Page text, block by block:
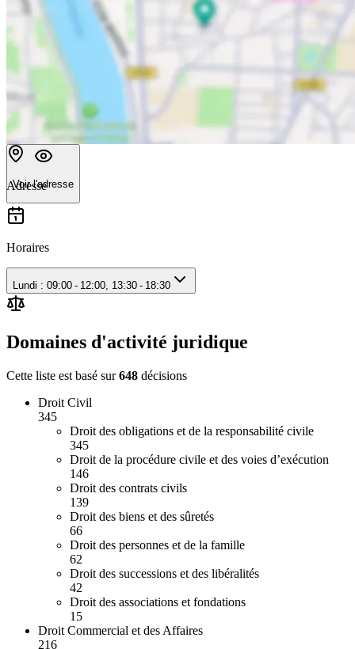
Voir l'adresse
Adresse
Horaires
Lundi : 09:00 - 12:00, 13:30 - 18:30
Domaines d'activité juridique
Cette liste est basé sur 648 décisions
Droit Civil
345
Droit des obligations et de la responsabilité civile
345
Droit de la procédure civile et des voies d’exécution
146
Droit des contrats civils
139
Droit des biens et des sûretés
66
Droit des personnes et de la famille
62
Droit des successions et des libéralités
42
Droit des associations et fondations
15
Droit Commercial et des Affaires
216